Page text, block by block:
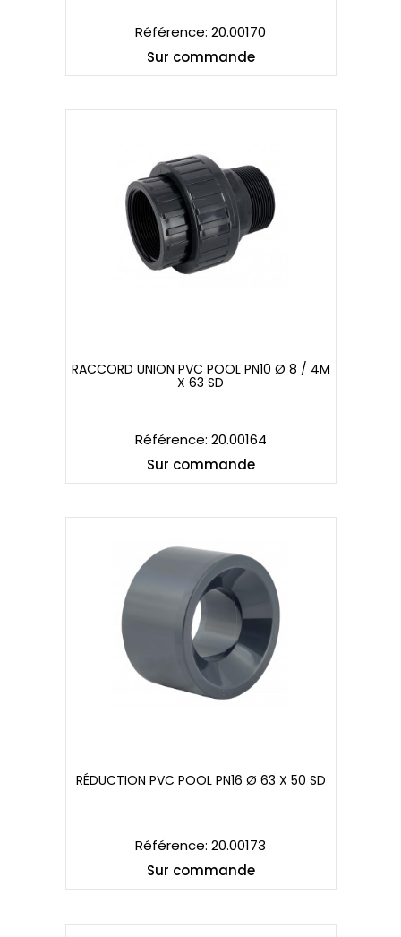
Référence: 20.00170
Sur commande
RACCORD UNION PVC POOL PN10 Ø 8 / 4M
X 63 SD
Référence: 20.00164
Sur commande
RÉDUCTION PVC POOL PN16 Ø 63 X 50 SD
Référence: 20.00173
Sur commande